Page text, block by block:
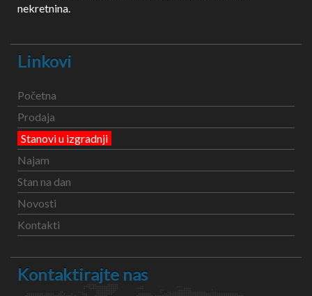
nekretnina.
Linkovi
Početna
Prodaja
Stanovi u izgradnji
Najam
Stan na dan
Novosti
Kontakti
Kontaktirajte nas